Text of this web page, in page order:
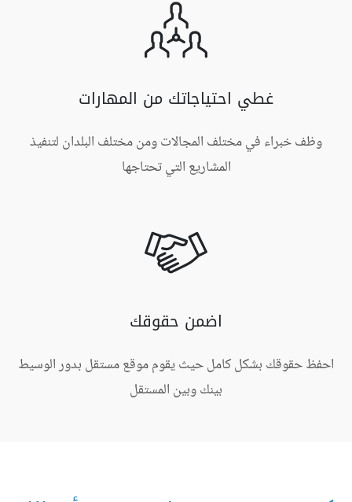
غطي احتياجاتك من المهارات
وظف خبراء في مختلف المجالات ومن مختلف البلدان لتنفيذ
المشاريع التي تحتاجها
اضمن حقوقك
احفظ حقوقك بشكل كامل حيث يقوم موقع مستقل بدور الوسيط
بينك وبين المستقل